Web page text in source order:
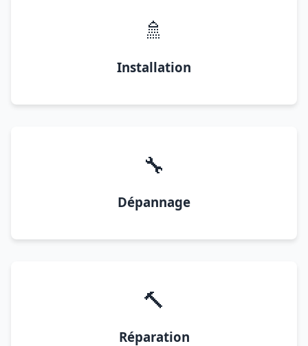
🚿
Installation
🔧
Dépannage
🔨
Réparation